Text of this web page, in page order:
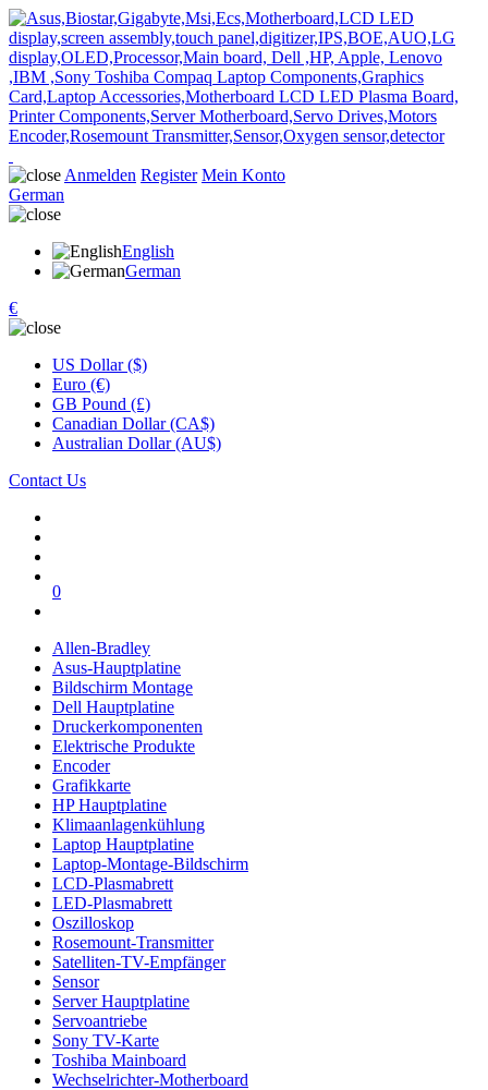
Anmelden Register Mein Konto
German
English
German
€
US Dollar ($)
Euro (€)
GB Pound (£)
Canadian Dollar (CA$)
Australian Dollar (AU$)
Contact Us
0
Allen-Bradley
Asus-Hauptplatine
Bildschirm Montage
Dell Hauptplatine
Druckerkomponenten
Elektrische Produkte
Encoder
Grafikkarte
HP Hauptplatine
Klimaanlagenkühlung
Laptop Hauptplatine
Laptop-Montage-Bildschirm
LCD-Plasmabrett
LED-Plasmabrett
Oszilloskop
Rosemount-Transmitter
Satelliten-TV-Empfänger
Sensor
Server Hauptplatine
Servoantriebe
Sony TV-Karte
Toshiba Mainboard
Wechselrichter-Motherboard